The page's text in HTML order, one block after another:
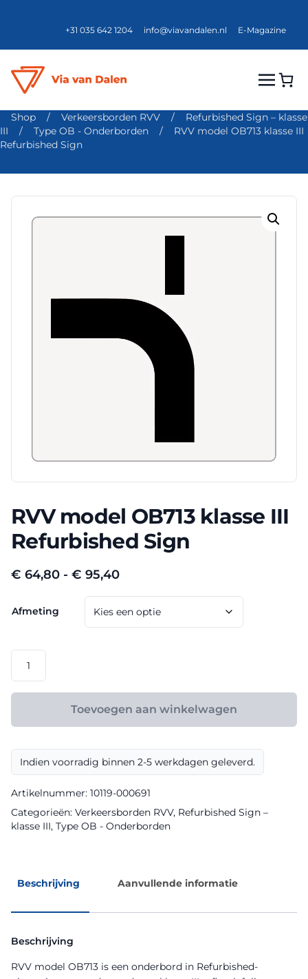
+31 035 642 1204 info@viavandalen.nl E-Magazine
Shop / Verkeersborden RVV /
Refurbished Sign – klasse
III
/ Type OB - Onderborden /
RVV model OB713 klasse III
Refurbished Sign
RVV model OB713 klasse III
Refurbished Sign
€ 64,80 - € 95,40Prijsklasse:
€ 64,80
tot
€ 95,40
Afmeting
model
OB713
III
Sign
aantal
Toevoegen aan winkelwagen
Indien voorradig binnen 2-5 werkdagen geleverd.
Artikelnummer: 10119-000691
Categorieën: Verkeersborden RVV, Refurbished Sign –
klasse III, Type OB - Onderborden
Beschrijving Aanvullende informatie
Beschrijving
RVV model OB713 is een onderbord in Refurbished-